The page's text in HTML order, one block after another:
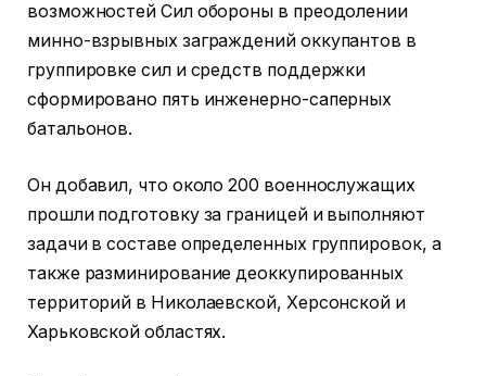
возможностей Сил обороны в преодолении
минно-взрывных заграждений оккупантов в
группировке сил и средств поддержки
сформировано пять инженерно-саперных
батальонов.
Он добавил, что около 200 военнослужащих
прошли подготовку за границей и выполняют
задачи в составе определенных группировок, а
также разминирование деоккупированных
территорий в Николаевской, Херсонской и
Харьковской областях.